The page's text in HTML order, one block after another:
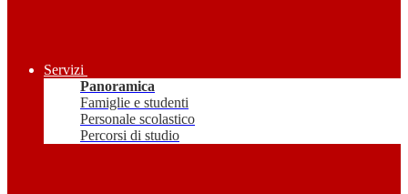
Servizi
Panoramica
Famiglie e studenti
Personale scolastico
Percorsi di studio